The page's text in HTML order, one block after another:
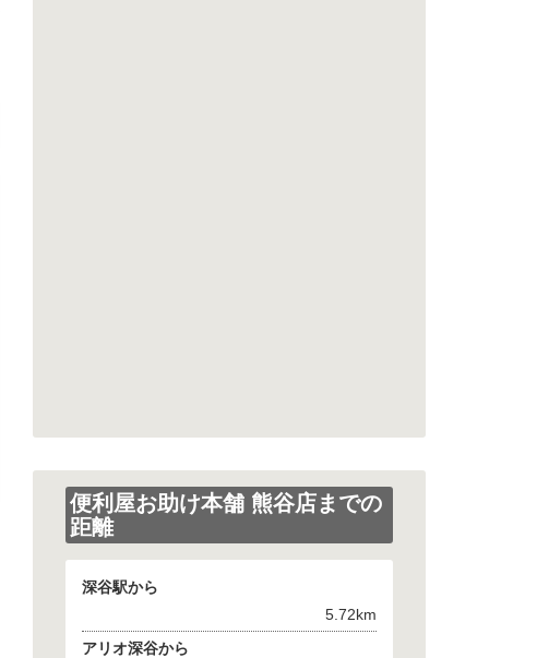
便利屋お助け本舗 熊谷店までの
距離
深谷駅から
5.72km
アリオ深谷から